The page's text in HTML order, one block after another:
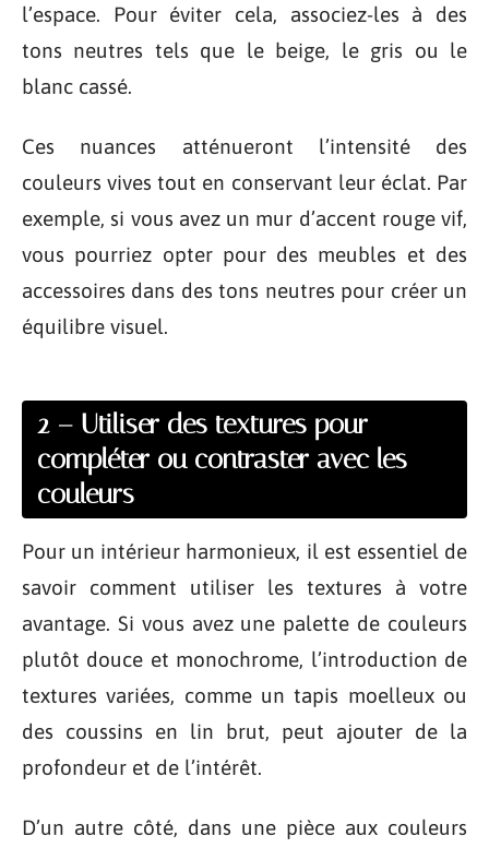
l’espace. Pour éviter cela, associez-les à des
tons neutres tels que le beige, le gris ou le
blanc cassé.
Ces nuances atténueront l’intensité des
couleurs vives tout en conservant leur éclat. Par
exemple, si vous avez un mur d’accent rouge vif,
vous pourriez opter pour des meubles et des
accessoires dans des tons neutres pour créer un
équilibre visuel.
2 – Utiliser des textures pour
compléter ou contraster avec les
couleurs
Pour un intérieur harmonieux, il est essentiel de
savoir comment utiliser les textures à votre
avantage. Si vous avez une palette de couleurs
plutôt douce et monochrome, l’introduction de
textures variées, comme un tapis moelleux ou
des coussins en lin brut, peut ajouter de la
profondeur et de l’intérêt.
D’un autre côté, dans une pièce aux couleurs